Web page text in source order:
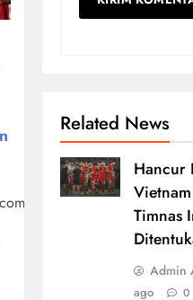
Related News
Hancur
Timnas
Admin
ago
0